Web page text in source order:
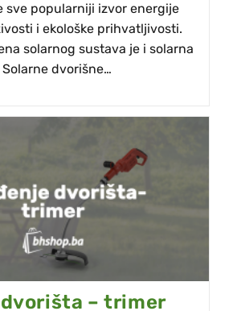
sve popularniji izvor energije
i ekološke prihvatljivosti.
solarnog sustava je i solarna
dvorišne…
– trimer